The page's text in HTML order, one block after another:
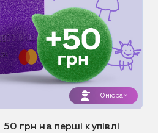
Юніорам
грн на перші купівлі